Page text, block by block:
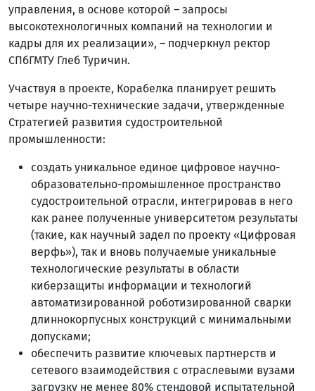
управления, в основе которой – запросы
высокотехнологичных компаний на технологии и
кадры для их реализации», – подчеркнул ректор
СПбГМТУ Глеб Туричин.
Участвуя в проекте, Корабелка планирует решить
четыре научно-технические задачи, утвержденные
Стратегией развития судостроительной
промышленности:
создать уникальное единое цифровое научно-
образовательно-промышленное пространство
судостроительной отрасли, интегрировав в него
как ранее полученные университетом результаты
(такие, как научный задел по проекту «Цифровая
верфь»), так и вновь получаемые уникальные
технологические результаты в области
киберзащиты информации и технологий
автоматизированной роботизированной сварки
длиннокорпусных конструкций с минимальными
допусками;
обеспечить развитие ключевых партнерств и
сетевого взаимодействия с отраслевыми вузами
загрузку не менее 80% стендовой испытательной